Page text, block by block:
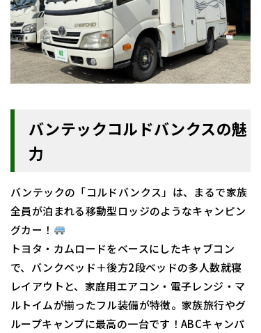
バンテックコルドバンクスの魅
力
バンテックの「コルドバンクス」は、まるで家族
全員が泊まれる移動型ロッジのようなキャンピン
グカー！
トヨタ・カムロードをベースにしたキャブコン
で、バンクベッド＋後方2段ベッドの多人数就寝
レイアウトと、家庭用エアコン・電子レンジ・マ
ルトイムが揃ったフル装備が特徴。家族旅行やグ
ループキャンプに最高の一台です！ABCキャンパ